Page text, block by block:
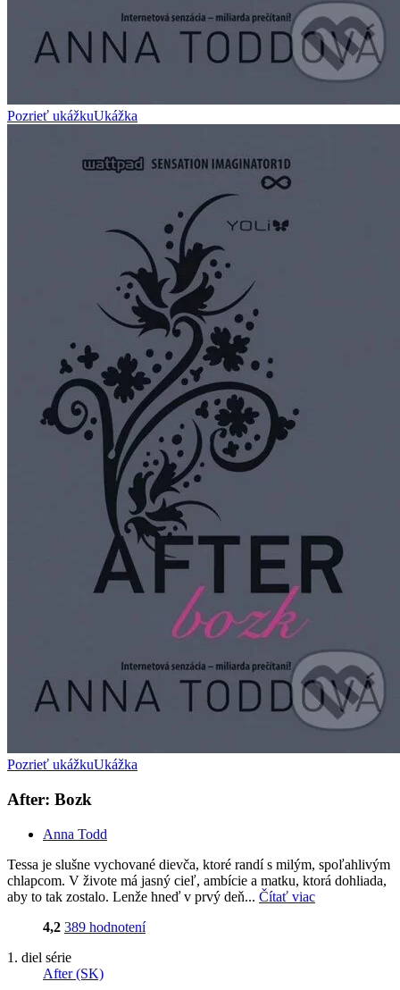
Pozrieť ukážkuUkážka
Pozrieť ukážkuUkážka
After: Bozk
Anna Todd
Tessa je slušne vychované dievča, ktoré randí s milým, spoľahlivým
chlapcom. V živote má jasný cieľ, ambície a matku, ktorá dohliada,
aby to tak zostalo. Lenže hneď v prvý deň... Čítať viac
4,2 389 hodnotení
1. diel série
After (SK)